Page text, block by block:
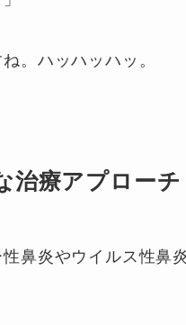
。ハッハッハッ。
治療アプローチ
鼻炎やウイルス性鼻